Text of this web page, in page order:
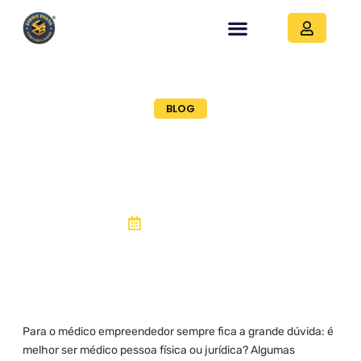
BLOG
Para o médico empreendedor sempre fica a grande dúvida: é
melhor ser médico pessoa física ou jurídica? Algumas